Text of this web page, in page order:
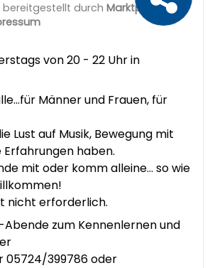
bereitgestellt durch Marktplatz
von 20 - 22 Uhr in
Männer und Frauen, für
Lust auf Musik, Bewegung mit
Erfahrungen haben.
mit oder komm alleine... so wie
nicht erforderlich.
zum Kennenlernen und
05724/399786 oder